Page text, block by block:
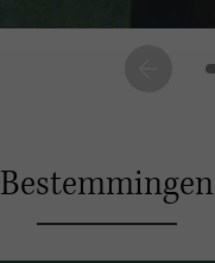
Bestemmingen